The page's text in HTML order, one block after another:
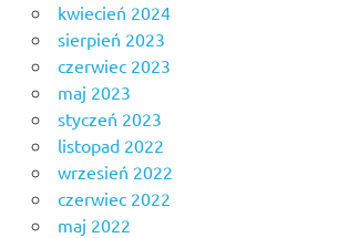
kwiecień 2024
sierpień 2023
czerwiec 2023
maj 2023
styczeń 2023
listopad 2022
wrzesień 2022
czerwiec 2022
maj 2022